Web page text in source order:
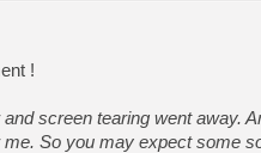
!
screen tearing went away.
So you may expect some